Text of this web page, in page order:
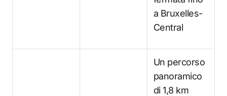
a Bruxelles-
Central
Un percorso
panoramico
di 1,8 km